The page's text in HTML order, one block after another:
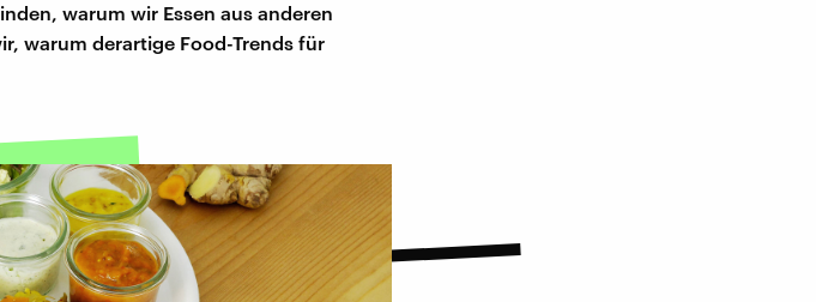
warum wir Essen aus anderen
warum derartige Food-Trends für